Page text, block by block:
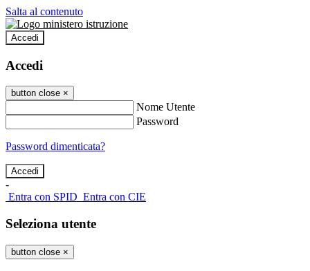
Salta al contenuto
Accedi
Accedi
button close ×
Nome Utente
Password
Password dimenticata?
-
Entra con SPID Entra con CIE
Seleziona utente
button close ×